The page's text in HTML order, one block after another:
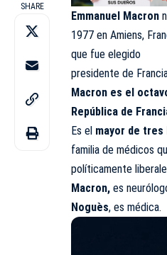
SHARE
Emmanuel Macron
1977 en Amiens,
que fue elegido
presidente de
Macron es el
República de
Es el mayor de tres
familia de médicos
políticamente
Macron, es
Noguès, es médica.